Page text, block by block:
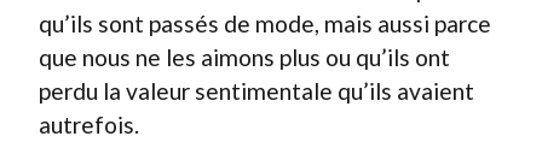
qu’ils sont passés de mode, mais aussi parce
que nous ne les aimons plus ou qu’ils ont
perdu la valeur sentimentale qu’ils avaient
autrefois.